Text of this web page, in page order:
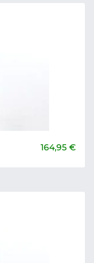
164,95 €